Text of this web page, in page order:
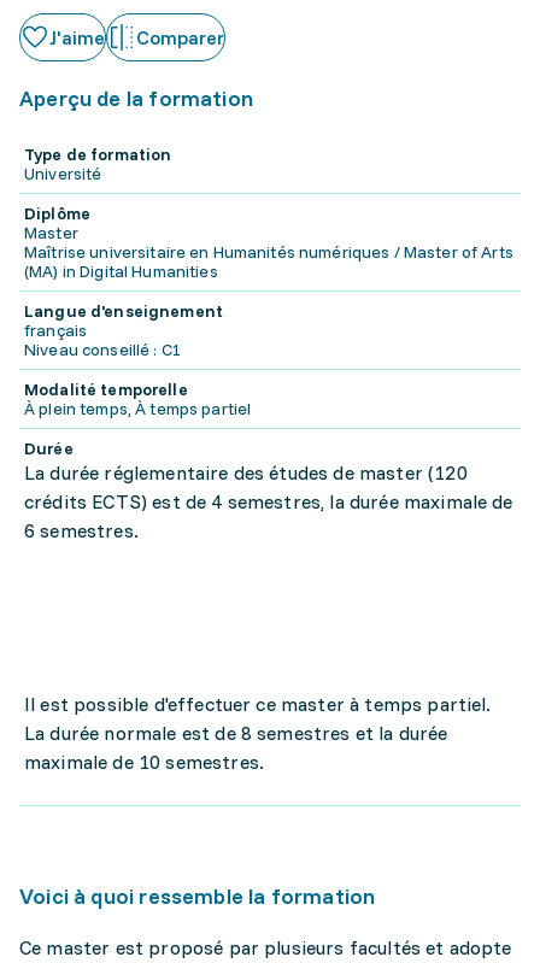
J'aime Comparer
Aperçu de la formation
Type de formation
Université
Diplôme
Master
Maîtrise universitaire en Humanités numériques / Master of Arts
(MA) in Digital Humanities
Langue d'enseignement
français
Niveau conseillé : C1
Modalité temporelle
À plein temps, À temps partiel
Durée
La durée réglementaire des études de master (120
crédits ECTS) est de 4 semestres, la durée maximale de
6 semestres.
Il est possible d'effectuer ce master à temps partiel.
La durée normale est de 8 semestres et la durée
maximale de 10 semestres.
Voici à quoi ressemble la formation
Ce master est proposé par plusieurs facultés et adopte